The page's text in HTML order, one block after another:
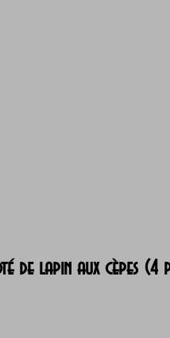
de lapin aux cèpes (4